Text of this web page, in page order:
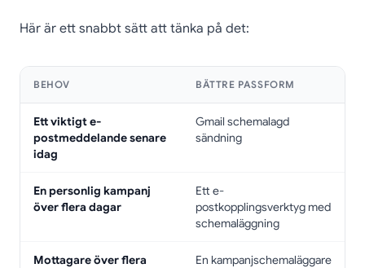
Här är ett snabbt sätt att tänka på det:
BEHOV BÄTTRE PASSFORM
Ett viktigt e-
postmeddelande senare
idag
Gmail schemalagd
sändning
En personlig kampanj
över flera dagar
Ett e-
postkopplingsverktyg med
schemaläggning
Mottagare över flera
En kampanjschemaläggare